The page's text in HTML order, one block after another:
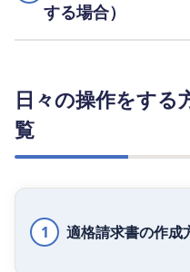
する場合）
日々の操作をする
覧
1 適格請求書の作成